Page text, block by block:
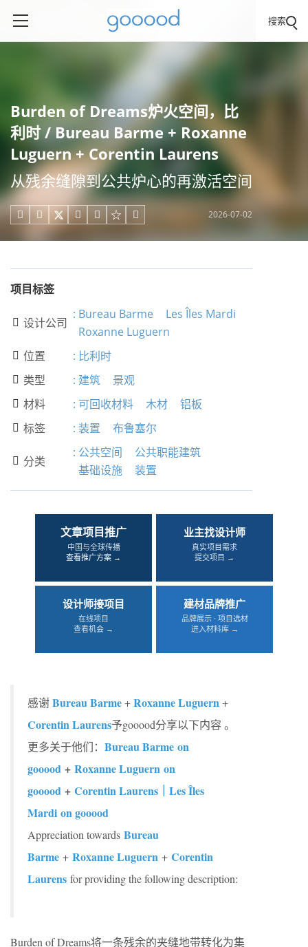
搜索
Burden of Dreams炉火空间，比
利时 / Bureau Barme + Roxanne
Luguern + Corentin Laurens
从残余缝隙到公共炉心的再激活空间
     2026-07-02
项目标签
 设计公司
: Bureau Barme
Les Îles Mardi
Roxanne Luguern
 位置 : 比利时
 类型 : 建筑 景观
 材料 : 可回收材料 木材 铝板
 标签 : 装置 布鲁塞尔
 分类
: 公共空间
公共职能建筑
基础设施
装置
文章项目推广
中国与全球传播
查看推广方案 →
业主找设计师
真实项目需求
提交项目 →
设计师接项目
在线项目
查看机会 →
建材品牌推广
品牌展示 · 项目选材
进入材料库 →
感谢Bureau Barme+Roxanne Luguern+
Corentin Laurens予gooood分享以下内容 。
更多关于他们： Bureau Barme on
gooood + Roxanne Luguern on
gooood + Corentin Laurens｜Les Îles
Mardi on gooood
Appreciation towards Bureau
Barme + Roxanne Luguern + Corentin
Laurens for providing the following description:
Burden of Dreams将一条残余的夹缝地带转化为集